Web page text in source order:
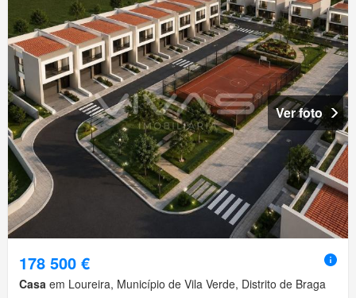
Ver foto
178 500 €
Casa em Loureira, Município de Vila Verde, Distrito de Braga